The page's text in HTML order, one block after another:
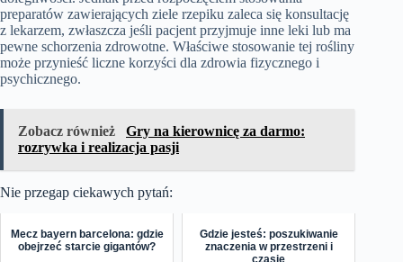
preparatów zawierających ziele rzepiku zaleca się konsultację
z lekarzem, zwłaszcza jeśli pacjent przyjmuje inne leki lub ma
pewne schorzenia zdrowotne. Właściwe stosowanie tej rośliny
może przynieść liczne korzyści dla zdrowia fizycznego i
psychicznego.
Zobacz również
Gry na kierownicę za darmo:
rozrywka i realizacja pasji
Nie przegap ciekawych pytań:
Mecz bayern barcelona: gdzie
obejrzeć starcie gigantów?
Gdzie jesteś: poszukiwanie
znaczenia w przestrzeni i